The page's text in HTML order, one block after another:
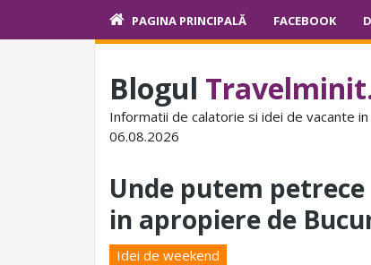
PAGINA PRINCIPALĂ FACEBOOK
Blogul
Informatii de calatorie si idei de vacante in
06.08.2026
Unde putem
in apropiere de
Idei de weekend